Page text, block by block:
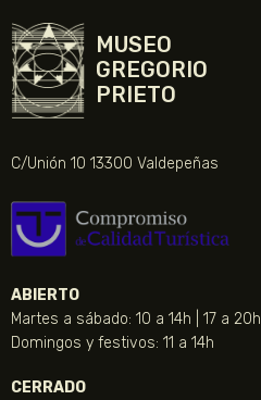
MUSEO
GREGORIO
PRIETO
C/Unión 10 13300 Valdepeñas
ABIERTO
Martes a sábado: 10 a 14h | 17 a 20h
Domingos y festivos: 11 a 14h
CERRADO